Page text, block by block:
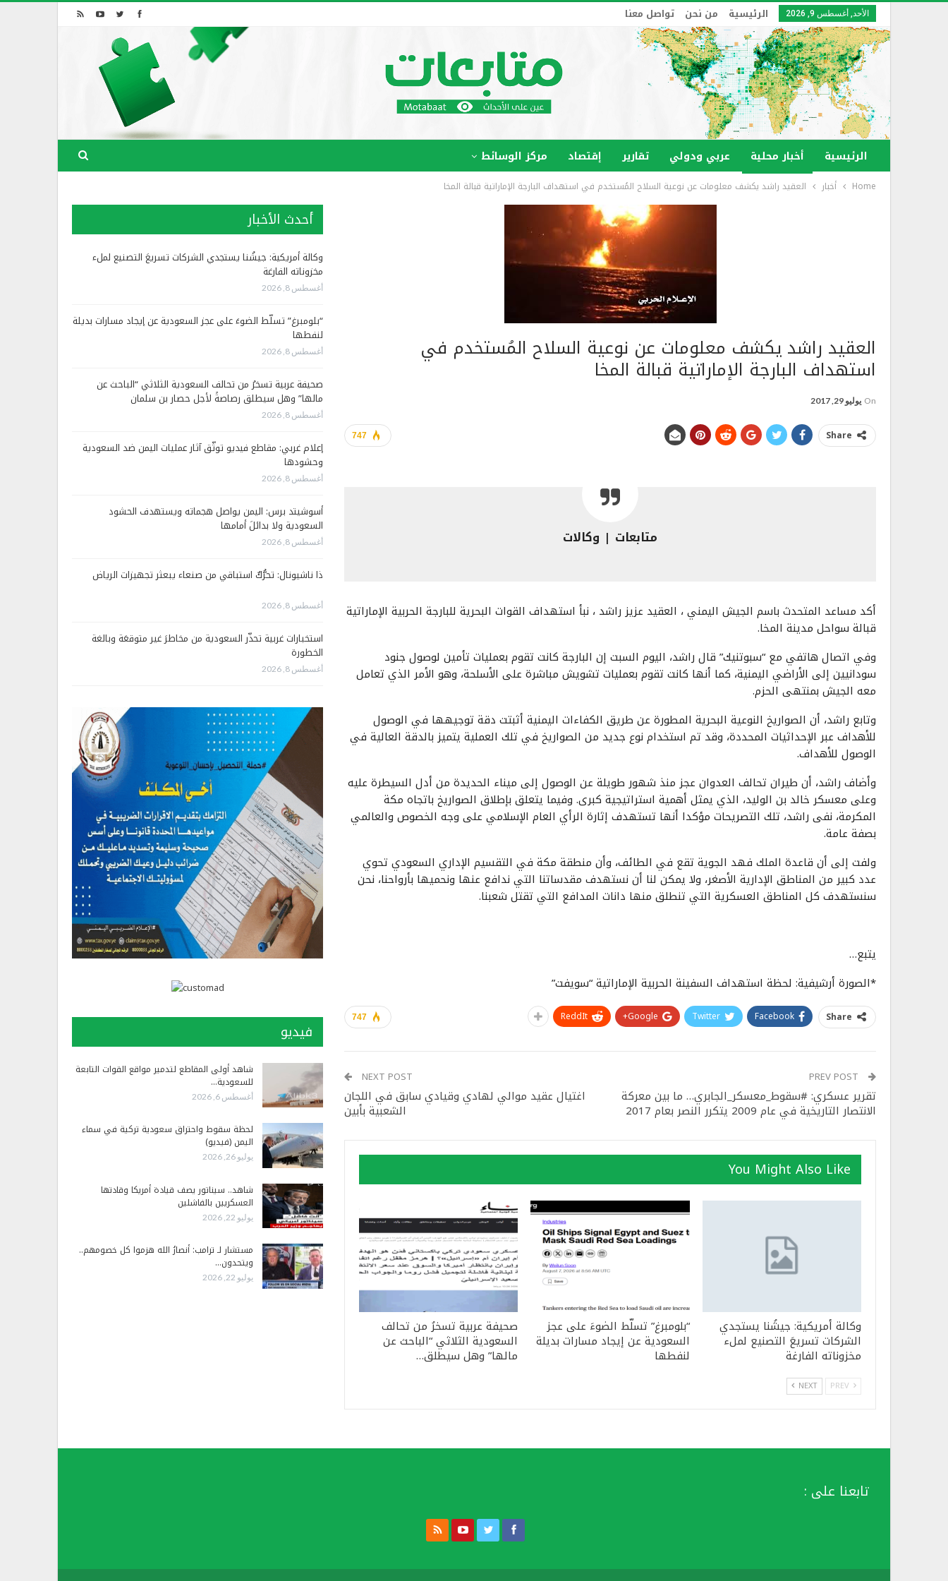
الأحد, أغسطس 9, 2026 الرئيسية من نحن تواصل معنا
الرئيسية أخبار محلية عربي ودولي تقارير إقتصاد مركز الوسائط
Home أخبار العقيد راشد يكشف معلومات عن نوعية السلاح المُستخدم في استهداف البارجة الإماراتية قبالة المخا
العقيد راشد يكشف معلومات عن نوعية السلاح المُستخدم في
استهداف البارجة الإماراتية قبالة المخا
On يوليو 29, 2017
747 Share
متابعات | وكالات
أكد مساعد المتحدث باسم الجيش اليمني ، العقيد عزيز راشد ، نبأ استهداف القوات البحرية للبارجة الحربية الإماراتية
قبالة سواحل مدينة المخا.
وفي اتصال هاتفي مع “سبوتنيك” قال راشد، اليوم السبت إن البارجة كانت تقوم بعمليات تأمين لوصول جنود
سودانيين إلى الأراضي اليمنية، كما أنها كانت تقوم بعمليات تشويش مباشرة على الأسلحة، وهو الأمر الذي تعامل
معه الجيش بمنتهى الحزم.
وتابع راشد، أن الصواريخ النوعية البحرية المطورة عن طريق الكفاءات اليمنية أثبتت دقة توجيهها في الوصول
للأهداف عبر الإحداثيات المحددة، وقد تم استخدام نوع جديد من الصواريخ في تلك العملية يتميز بالدقة العالية في
الوصول للأهداف.
وأضاف راشد، أن طيران تحالف العدوان عجز منذ شهور طويلة عن الوصول إلى ميناء الحديدة من أدل السيطرة عليه
وعلى معسكر خالد بن الوليد، الذي يمثل أهمية استراتيجية كبرى. وفيما يتعلق بإطلاق الصواريخ باتجاه مكة
المكرمة، نفى راشد، تلك التصريحات مؤكدا أنها تستهدف إثارة الرأي العام الإسلامي على وجه الخصوص والعالمي
بصفة عامة.
ولفت إلى أن قاعدة الملك فهد الجوية تقع في الطائف، وأن منطقة مكة في التقسيم الإداري السعودي تحوي
عدد كبير من المناطق الإدارية الأصغر، ولا يمكن لنا أن نستهدف مقدساتنا التي ندافع عنها ونحميها بأرواحنا، نحن
سنستهدف كل المناطق العسكرية التي تنطلق منها دانات المدافع التي تقتل شعبنا.
يتبع…
*الصورة أرشيفية: لحظة استهداف السفينة الحربية الإماراتية “سويفت”
747 Share
Facebook
Twitter
Google+
ReddIt
تقرير عسكري: #سقوط_معسكر_الجابري… ما بين معركة
الانتصار التاريخية في عام 2009 يتكرر النصر بعام 2017
NEXT POST
اغتيال عقيد موالي لهادي وقيادي سابق في اللجان
الشعبية بأبين
You Might Also Like
وكالة أمريكية: جيشُنا يستجدي
الشركات تسريعَ التصنيع لملء
مخزوناته الفارغة
“بلومبرغ” تسلّط الضوءَ على عجز
السعودية عن إيجاد مسارات بديلة
لنفطها
صحيفة عربية تسخرُ من تحالف
السعودية الثلاثي “الباحث عن
مالها” وهل سيطلق…
NEXT
أحدث الأخبار
وكالة أمريكية: جيشُنا يستجدي الشركات تسريعَ التصنيع لملء
مخزوناته الفارغة
أغسطس 8, 2026
“بلومبرغ” تسلّط الضوءَ على عجز السعودية عن إيجاد مسارات بديلة
لنفطها
أغسطس 8, 2026
صحيفة عربية تسخرُ من تحالف السعودية الثلاثي “الباحث عن
مالها” وهل سيطلق رصاصةً لأجل حصار بن سلمان
أغسطس 8, 2026
إعلام غربي: مقاطع فيديو توثّق آثار عمليات اليمن ضد السعودية
وحشودها
أغسطس 8, 2026
أسوشيتد برس: اليمن يواصل هجماته ويستهدف الحشود
السعودية ولا بدائلَ أمامها
أغسطس 8, 2026
ذا ناشيونال: تحرُّكٌ استباقي من صنعاء يبعثر تجهيزات الرياض
أغسطس 8, 2026
استخبارات غربية تحذّر السعودية من مخاطرَ غير متوقعَة وبالغة
الخطورة
أغسطس 8, 2026
فيديو
شاهد أولى المقاطع لتدمير مواقع القوات التابعة
للسعودية…
أغسطس 6, 2026
لحظة سقوط واحتراق سعودية تركية في سماء
اليمن (فيديو)
يوليو 26, 2026
شاهد.. سيناتور يصف قيادة أمريكا وقادتها
العسكريين بالفاشلين
يوليو 22, 2026
مستشار لـ ترامب: أنصارُ الله هزموا كل خصومهم..
ويتحدون…
يوليو 22, 2026
تابعنا على :